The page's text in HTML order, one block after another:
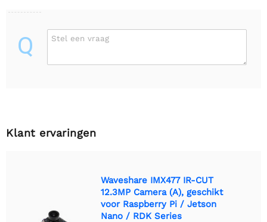
Q Stel een vraag
Klant ervaringen
Waveshare IMX477 IR-CUT
12.3MP Camera (A), geschikt
voor Raspberry Pi / Jetson
Nano / RDK Series